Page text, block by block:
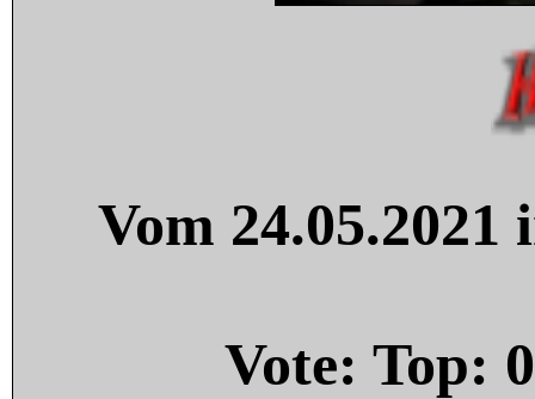
Vom
Vote: Top: 0